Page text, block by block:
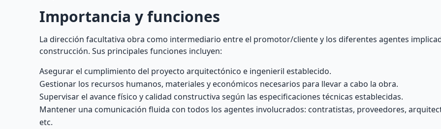
Importancia y funciones
La dirección facultativa obra como intermediario entre el promotor/cliente y los diferentes agentes
construcción. Sus principales funciones incluyen:
Asegurar el cumplimiento del proyecto arquitectónico e ingenieril establecido.
Gestionar los recursos humanos, materiales y económicos necesarios para llevar a cabo la obra.
Supervisar el avance físico y calidad constructiva según las especificaciones técnicas establecidas.
Mantener una comunicación fluida con todos los agentes involucrados: contratistas, proveedores,
etc.